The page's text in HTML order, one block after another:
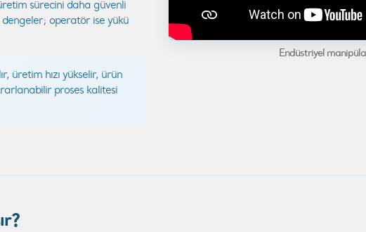
sürecini daha güvenli
dengeler; operatör ise yükü
üretim hızı yükselir, ürün
proses kalitesi
Endüstriyel